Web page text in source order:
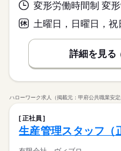
土曜日，日曜日，祝
詳細を見る
ハローワーク求人（掲載元：甲府公共職業安定
正社員
生産管理スタッフ（